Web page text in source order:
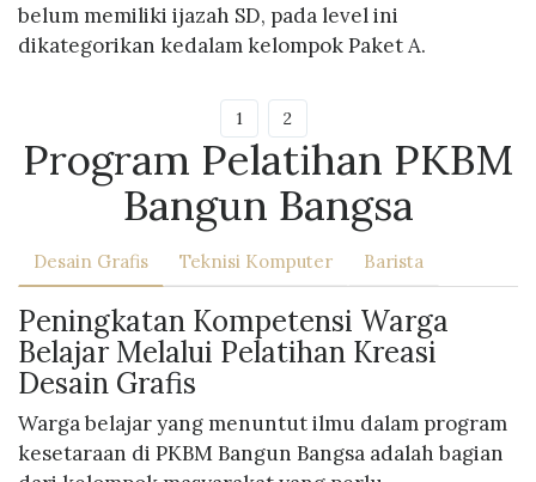
belum memiliki ijazah SD, pada level ini
dikategorikan kedalam kelompok Paket A.
1 2
Program Pelatihan PKBM
Bangun Bangsa
Desain Grafis Teknisi Komputer Barista
Peningkatan Kompetensi Warga
Belajar Melalui Pelatihan Kreasi
Desain Grafis
Warga belajar yang menuntut ilmu dalam program
kesetaraan di PKBM Bangun Bangsa adalah bagian